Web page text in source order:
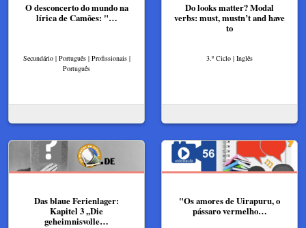
O desconcerto do mundo na
lírica de Camões: "…
Secundário | Português | Profissionais |
Português
Do looks matter? Modal
verbs: must, mustn’t and have
to
3.º Ciclo | Inglês
Das blaue Ferienlager:
Kapitel 3 ,,Die
geheimnisvolle…
"Os amores de Uirapuru, o
pássaro vermelho…